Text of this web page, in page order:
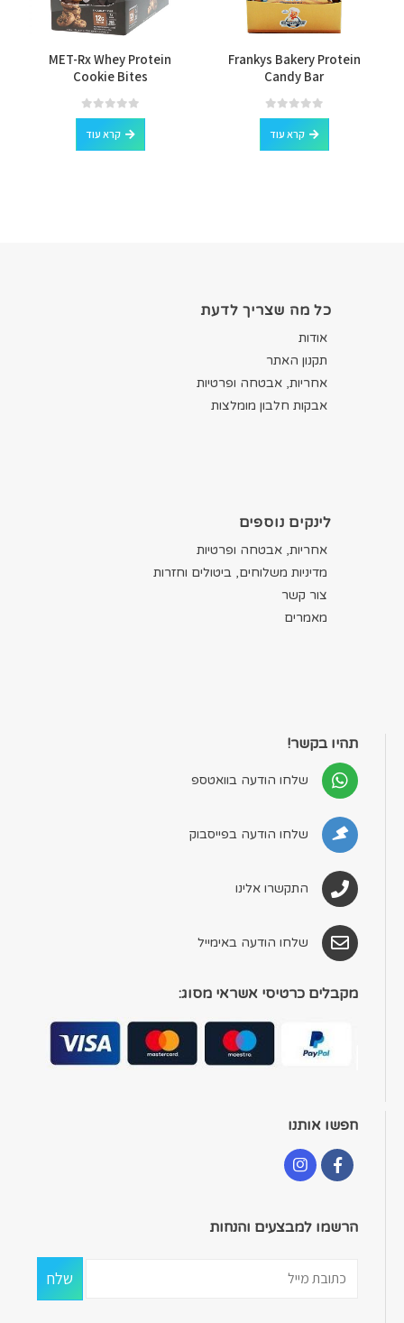
Frankys Bakery Protein
Candy Bar
0
out of 5
קרא עוד
MET-Rx Whey Protein
Cookie Bites
0
out of 5
קרא עוד
כל מה שצריך לדעת
אודות
תקנון האתר
אחריות, אבטחה ופרטיות
אבקות חלבון מומלצות
לינקים נוספים
אחריות, אבטחה ופרטיות
מדיניות משלוחים, ביטולים וחזרות
צור קשר
מאמרים
תהיו בקשר!
שלחו הודעה בוואטספ
שלחו הודעה בפייסבוק
התקשרו אלינו
שלחו הודעה באימייל
מקבלים כרטיסי אשראי מסוג:
חפשו אותנו
הרשמו למבצעים והנחות